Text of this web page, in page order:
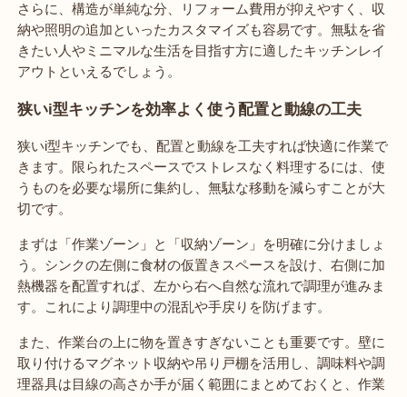
さらに、構造が単純な分、リフォーム費用が抑えやすく、収
納や照明の追加といったカスタマイズも容易です。無駄を省
きたい人やミニマルな生活を目指す方に適したキッチンレイ
アウトといえるでしょう。
狭いi型キッチンを効率よく使う配置と動線の工夫
狭いi型キッチンでも、配置と動線を工夫すれば快適に作業で
きます。限られたスペースでストレスなく料理するには、使
うものを必要な場所に集約し、無駄な移動を減らすことが大
切です。
まずは「作業ゾーン」と「収納ゾーン」を明確に分けましょ
う。シンクの左側に食材の仮置きスペースを設け、右側に加
熱機器を配置すれば、左から右へ自然な流れで調理が進みま
す。これにより調理中の混乱や手戻りを防げます。
また、作業台の上に物を置きすぎないことも重要です。壁に
取り付けるマグネット収納や吊り戸棚を活用し、調味料や調
理器具は目線の高さか手が届く範囲にまとめておくと、作業